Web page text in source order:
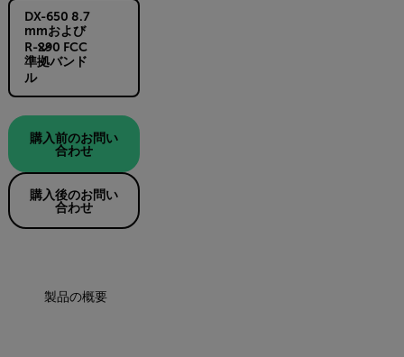
DX-650 8.7
mmおよび
R-290 FCC
準拠バンド
ル
購入前のお問い
合わせ
購入後のお問い
合わせ
製品の概要